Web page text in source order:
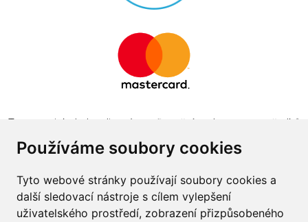
Používáme soubory cookies
Tyto webové stránky používají soubory cookies a
další sledovací nástroje s cílem vylepšení
uživatelského prostředí, zobrazení přizpůsobeného
Tento projekt byl realizován za finanční podpory z prostředků
obchodu v programu The Country for the Future